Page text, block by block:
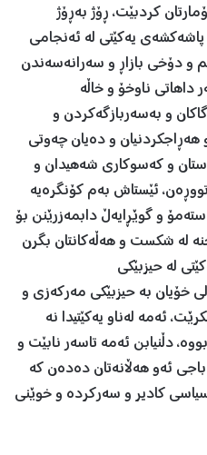
کردبێت، ڕۆژ بەڕۆژ
یەکێتی لە ئەنجامی
و دۆخی بازاڕ و سەرانەسەندن
داهاتی ناوخۆ و خاڵە
و بەسەربازگەکردن و
هەڕاجکردنیان و دەیان چەوتی
و کەسوکاری شەهیدان و
تووڕەن، ئێستاش بەم کۆنگرەیە
و گوێڕایەڵ دابمەزرێنن بۆ
لە شکست و هەڵەکانتان بگرن
لە حیزبێکی
خۆیان بە حیزبێکی مەرکەزی و
ئەمە لەناو یەکێتیدا نە
دڵنیابن ئەمە تاسەر نابێت و
ئەو هەڵانەتان دەدەن كە
كادیر و سەركردە و خوێنی